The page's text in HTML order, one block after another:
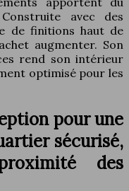
avec des
de finitions haut de
augmenter. Son
rend son intérieur
optimisé pour les
pour une
sécurisé,
des